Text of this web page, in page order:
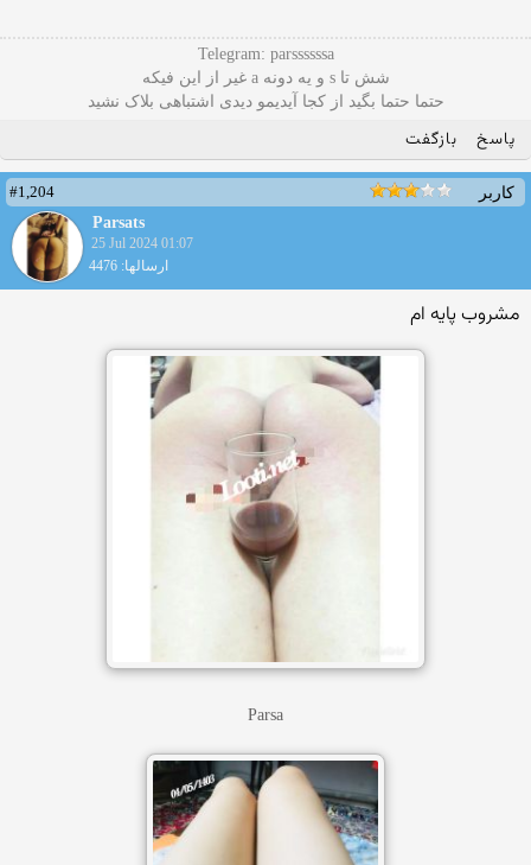
Telegram: parssssssa
شش تا s و یه دونه a غیر از این فیکه
حتما حتما بگید از کجا آیدیمو دیدی اشتباهی بلاک نشید
پاسخ بازگفت
کاربر
#1,204
Parsats
25 Jul 2024 01:07
ارسالها: 4476
مشروب پایه ام
Parsa